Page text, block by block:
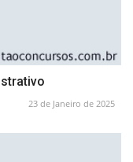
23 de Janeiro de 2025